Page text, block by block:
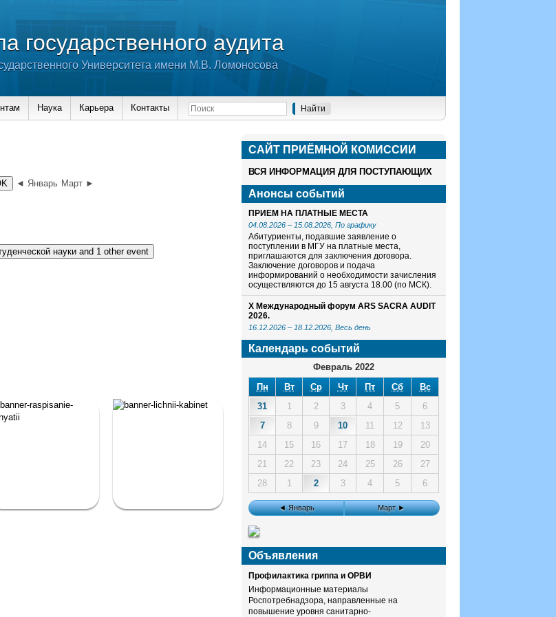
государственного аудита
Университета имени М.В. Ломоносова
Наука Карьера Контакты
◄ Январь Март ►
науки and 1 other event
САЙТ ПРИЁМНОЙ КОМИСCИИ
ВСЯ ИНФОРМАЦИЯ ДЛЯ ПОСТУПАЮЩИХ
Анонсы событий
ПРИЕМ НА ПЛАТНЫЕ МЕСТА
04.08.2026 – 15.08.2026 , По графику
Абитуриенты, подавшие заявление о
поступлении в МГУ на платные места,
приглашаются для заключения договора.
Заключение договоров и подача
информирований о необходимости зачисления
осуществляются до 15 августа 18.00 (по МСК).
X Международный форум ARS SACRA AUDIT
2026.
16.12.2026 – 18.12.2026 , Весь день
Календарь событий
Февраль 2022
Пн
Вт Ср Чт Пт Сб
Вс
31
1 2 3 4 5
6
7
8 9 10 11 12
13
14
15 16 17 18 19
20
21
22 23 24 25 26
27
28
1 2 3 4 5 6
◄ Январь Март ►
Объявления
Профилактика гриппа и ОРВИ
Информационные материалы
Роспотребнадзора, направленные на
повышение уровня санитарно-